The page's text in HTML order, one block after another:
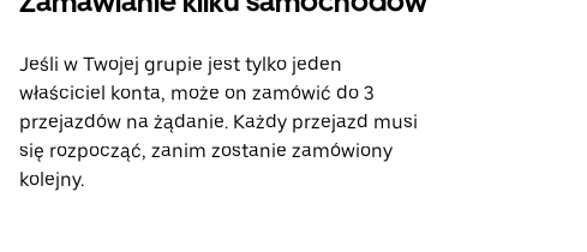
Jeśli w Twojej grupie jest tylko jeden
właściciel konta, może on zamówić do 3
przejazdów na żądanie. Każdy przejazd musi
się rozpocząć, zanim zostanie zamówiony
kolejny.